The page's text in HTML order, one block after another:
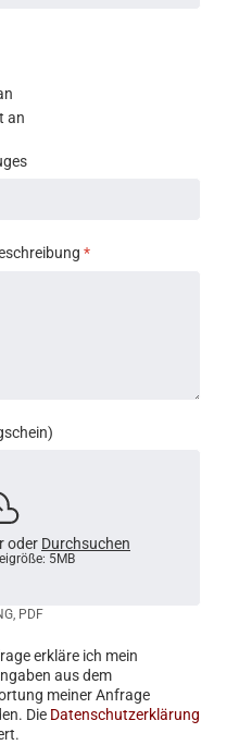
an
*
oder Durchsuchen
5MB
PDF
*
erkläre ich mein
aus dem
meiner Anfrage
Die Datenschutzerklärung